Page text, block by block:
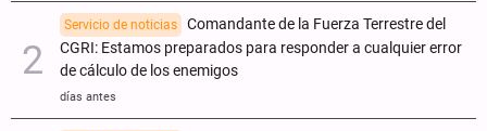
Servicio de noticias
Comandante de la Fuerza Terrestre del
CGRI: Estamos preparados para responder a cualquier error
de cálculo de los enemigos
días antes